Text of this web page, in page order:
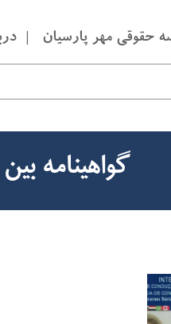
حقوقی مهر پارسیان
گواهینامه